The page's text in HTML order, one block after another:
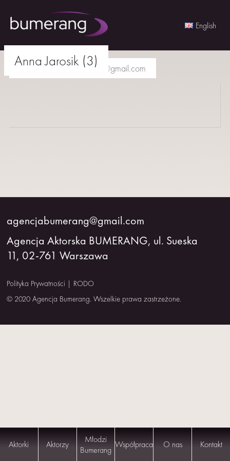
AKTORKI
WSPÓŁPRACA
O
NAS
Aktorki Aktorzy
Młodzi
Bumerang Współpraca O nas Kontakt
English
content
agencjabumerang@gmail.com
Anna Jarosik (3)
agencjabumerang@gmail.com
Agencja Aktorska BUMERANG, ul. Sueska
11, 02-761 Warszawa
Polityka Prywatności | RODO
© 2020 Agencja Bumerang. Wszelkie prawa zastrzeżone.